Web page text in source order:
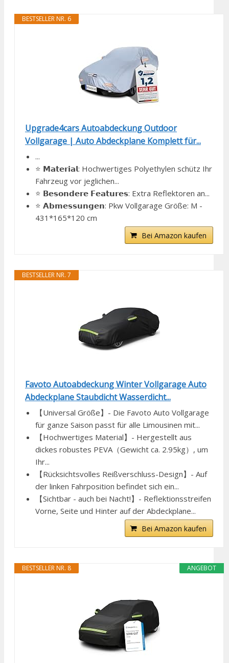
BESTSELLER NR. 6
Upgrade4cars Autoabdeckung Outdoor
Vollgarage | Auto Abdeckplane Komplett für...
...
⭐️ 𝗠𝗮𝘁𝗲𝗿𝗶𝗮𝗹: Hochwertiges Polyethylen schütz Ihr
Fahrzeug vor jeglichen...
⭐️ 𝗕𝗲𝘀𝗼𝗻𝗱𝗲𝗿𝗲 𝗙𝗲𝗮𝘁𝘂𝗿𝗲𝘀: Extra Reflektoren an...
⭐️ 𝗔𝗯𝗺𝗲𝘀𝘀𝘂𝗻𝗴𝗲𝗻: Pkw Vollgarage Größe: M -
431*165*120 cm
Bei Amazon kaufen
BESTSELLER NR. 7
Favoto Autoabdeckung Winter Vollgarage Auto
Abdeckplane Staubdicht Wasserdicht...
【Universal Größe】- Die Favoto Auto Vollgarage
für ganze Saison passt für alle Limousinen mit...
【Hochwertiges Material】- Hergestellt aus
dickes robustes PEVA（Gewicht ca. 2.95kg）, um
Ihr...
【Rücksichtsvolles Reißverschluss-Design】- Auf
der linken Fahrposition befindet sich ein...
【Sichtbar - auch bei Nacht!】- Reflektionsstreifen
Vorne, Seite und Hinter auf der Abdeckplane...
Bei Amazon kaufen
ANGEBOT
BESTSELLER NR. 8